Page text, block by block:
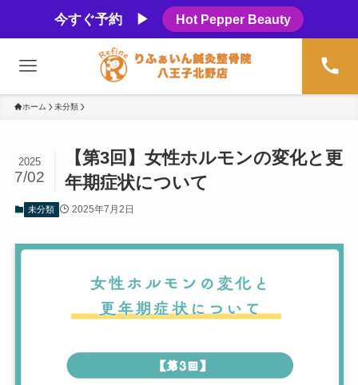
今すぐ予約 ▶ Hot Pepper Beauty
ホーム 未分類
【第3回】女性ホルモンの変化と更
年期症状について
2025
7/02
未分類 2025年7月2日